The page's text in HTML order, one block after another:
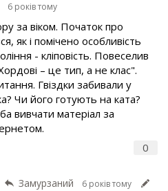
6 років тому
0
за віком. Початок про
як і помічено особливість
- кліповість. Повеселив
– це тип, а не клас".
Гвіздки забивали у
Чи його готують на ката?
вивчати матеріал за
Замурзаний 6 років тому